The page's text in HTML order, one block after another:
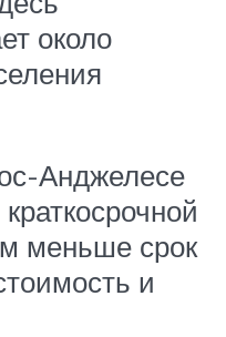
около
Анджелесе
меньше срок
и